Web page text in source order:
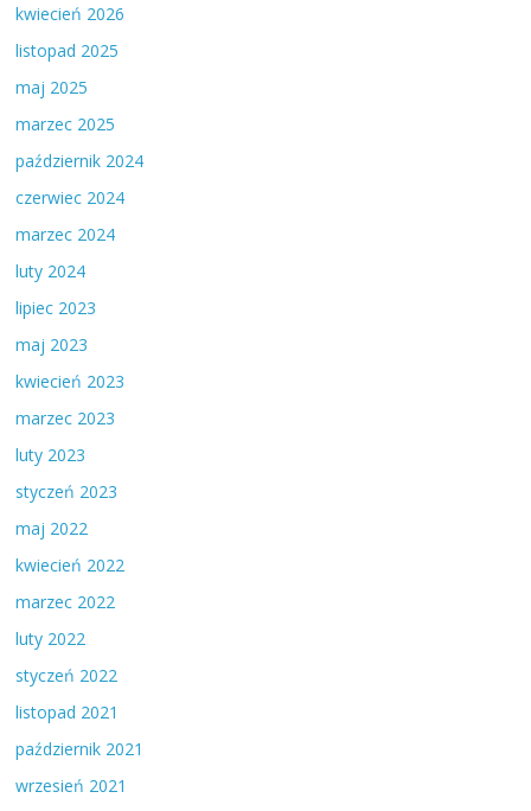
kwiecień 2026
listopad 2025
maj 2025
marzec 2025
październik 2024
czerwiec 2024
marzec 2024
luty 2024
lipiec 2023
maj 2023
kwiecień 2023
marzec 2023
luty 2023
styczeń 2023
maj 2022
kwiecień 2022
marzec 2022
luty 2022
styczeń 2022
listopad 2021
październik 2021
wrzesień 2021